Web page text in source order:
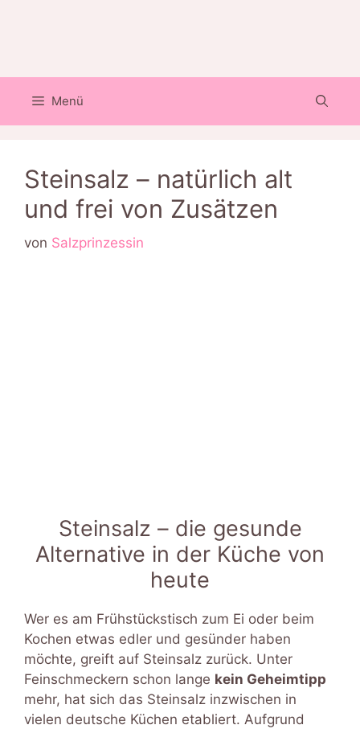
Menü
Steinsalz – natürlich alt
und frei von Zusätzen
von Salzprinzessin
Steinsalz – die gesunde
Alternative in der Küche von
heute
Wer es am Frühstückstisch zum Ei oder beim
Kochen etwas edler und gesünder haben
möchte, greift auf Steinsalz zurück. Unter
Feinschmeckern schon lange kein Geheimtipp
mehr, hat sich das Steinsalz inzwischen in
vielen deutsche Küchen etabliert. Aufgrund